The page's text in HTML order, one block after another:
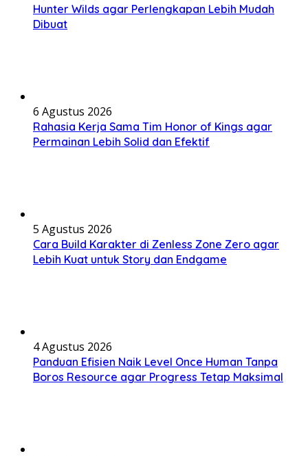
Hunter Wilds agar Perlengkapan Lebih Mudah
Dibuat
6 Agustus 2026
Rahasia Kerja Sama Tim Honor of Kings agar
Permainan Lebih Solid dan Efektif
5 Agustus 2026
Cara Build Karakter di Zenless Zone Zero agar
Lebih Kuat untuk Story dan Endgame
4 Agustus 2026
Panduan Efisien Naik Level Once Human Tanpa
Boros Resource agar Progress Tetap Maksimal